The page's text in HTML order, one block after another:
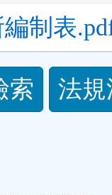
制表
索
法